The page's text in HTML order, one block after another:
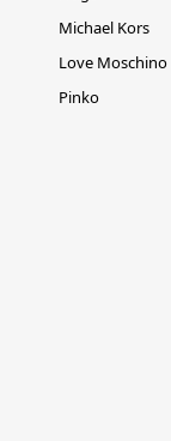
Michael Kors
Love Moschino
Pinko